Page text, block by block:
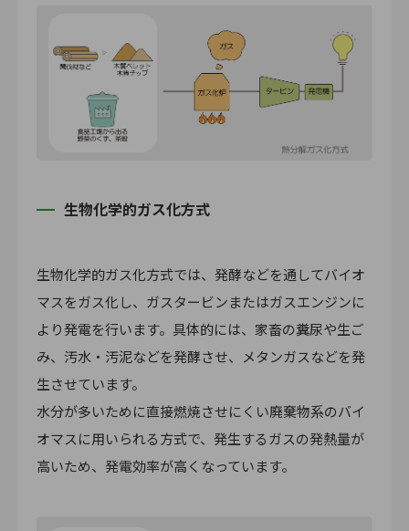
生物化学的ガス化方式
生物化学的ガス化方式では、発酵などを通してバイオ
マスをガス化し、ガスタービンまたはガスエンジンに
より発電を行います。具体的には、家畜の糞尿や生ご
み、汚水・汚泥などを発酵させ、メタンガスなどを発
生させています。
水分が多いために直接燃焼させにくい廃棄物系のバイ
オマスに用いられる方式で、発生するガスの発熱量が
高いため、発電効率が高くなっています。